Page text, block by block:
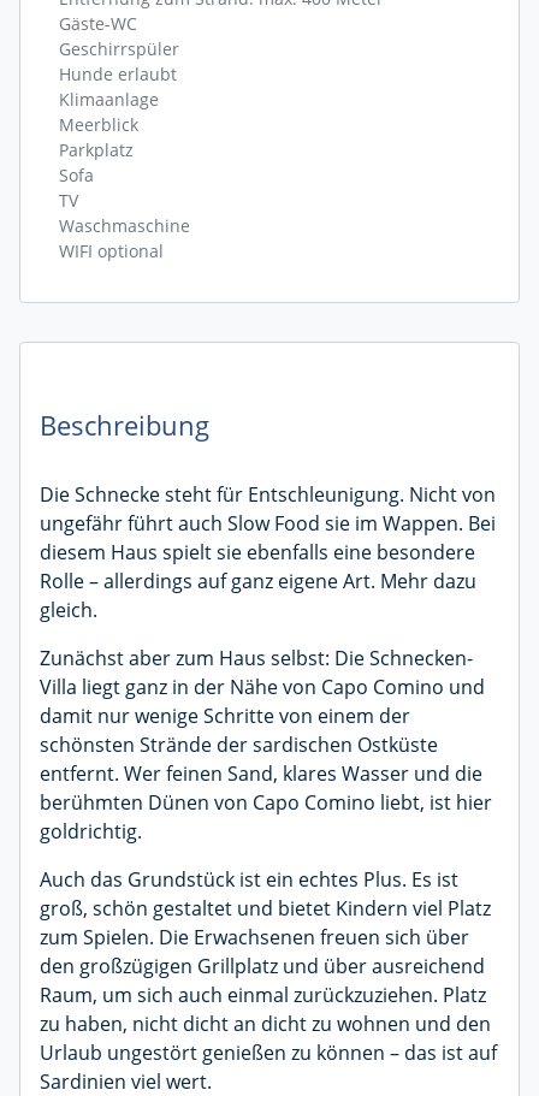
Gäste-WC
Geschirrspüler
Hunde erlaubt
Klimaanlage
Meerblick
Parkplatz
Sofa
TV
Waschmaschine
WIFI optional
Beschreibung
Die Schnecke steht für Entschleunigung. Nicht von
ungefähr führt auch Slow Food sie im Wappen. Bei
diesem Haus spielt sie ebenfalls eine besondere
Rolle – allerdings auf ganz eigene Art. Mehr dazu
gleich.
Zunächst aber zum Haus selbst: Die Schnecken-
Villa liegt ganz in der Nähe von Capo Comino und
damit nur wenige Schritte von einem der
schönsten Strände der sardischen Ostküste
entfernt. Wer feinen Sand, klares Wasser und die
berühmten Dünen von Capo Comino liebt, ist hier
goldrichtig.
Auch das Grundstück ist ein echtes Plus. Es ist
groß, schön gestaltet und bietet Kindern viel Platz
zum Spielen. Die Erwachsenen freuen sich über
den großzügigen Grillplatz und über ausreichend
Raum, um sich auch einmal zurückzuziehen. Platz
zu haben, nicht dicht an dicht zu wohnen und den
Urlaub ungestört genießen zu können – das ist auf
Sardinien viel wert.